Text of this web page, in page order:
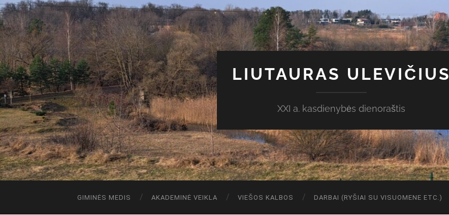
LIUTAURAS ULEVIČIUS
XXI a. kasdienybės dienoraštis
GIMINĖS MEDIS AKADEMINĖ VEIKLA VIEŠOS KALBOS DARBAI (RYŠIAI SU VISUOMENE ETC.)